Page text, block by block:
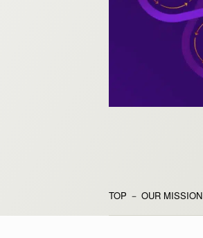
TOP － OUR MISSION